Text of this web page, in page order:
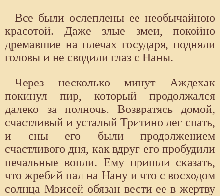
Все были ослеплены ее необычайною
красотой. Даже злые змеи, покойно
дремавшие на плечах государя, подняли
головы и не сводили глаз с Наны.
Через несколько минут Аждехак
покинул пир, который продолжался
далеко за полночь. Возвратясь домой,
счастливый и усталый Тритино лег спать,
и сны его были продолжением
счастливого дня, как вдруг его пробудили
печальные вопли. Ему пришли сказать,
что жребий пал на Нану и что с восходом
солнца Моисей обязан вести ее в жертву